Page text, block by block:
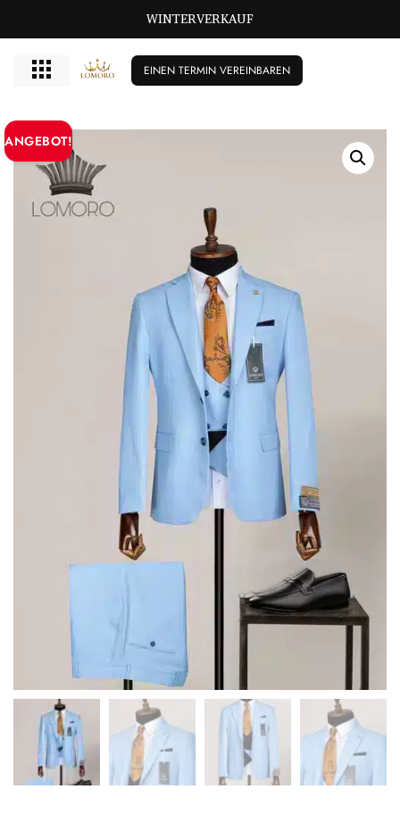
WINTERVERKAUF
EINEN TERMIN VEREINBAREN
ANGEBOT!